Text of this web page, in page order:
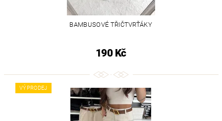
BAMBUSOVÉ TŘIČTVRŤÁKY
190 Kč
VÝPRODEJ